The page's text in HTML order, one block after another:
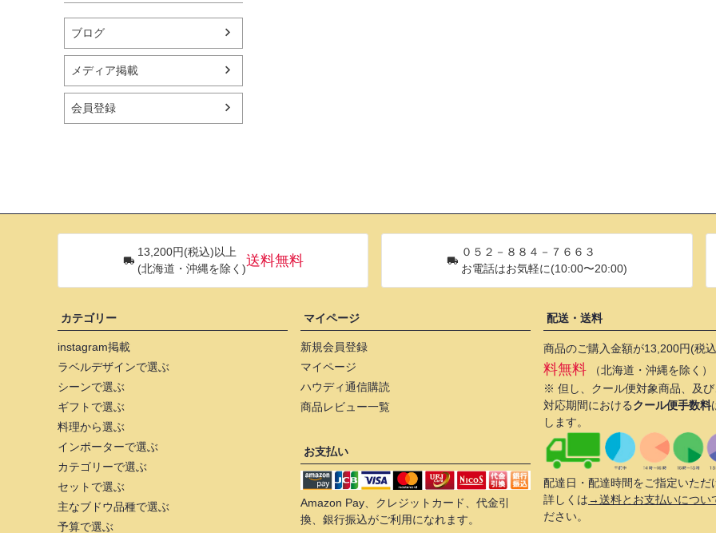
ブログ
メディア掲載
会員登録
13,200円(税込)以上
(北海道・沖縄を除く)
送料無料
０５２－８８４－７６６３
お電話はお気軽に(10:00〜20:00)
カテゴリー
instagram掲載
ラベルデザインで選ぶ
シーンで選ぶ
ギフトで選ぶ
料理から選ぶ
インポーターで選ぶ
カテゴリーで選ぶ
セットで選ぶ
主なブドウ品種で選ぶ
予算で選ぶ
マイページ
新規会員登録
マイページ
ハウディ通信購読
商品レビュー一覧
お支払い
Amazon Pay、クレジットカード、代金引
換、銀行振込がご利用になれます。
配送・送料
商品のご購入金額が13,200円(税
料無料 （北海道・沖縄を除く）
※ 但し、クール便対象商品、及
対応期間におけるクール便手数料
します。
配達日・配達時間をご指定いただ
詳しくは→送料とお支払いについ
ださい。